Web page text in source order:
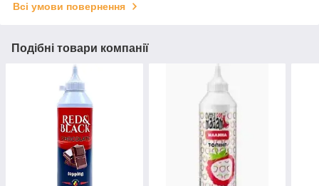
Всі умови повернення
Подібні товари компанії